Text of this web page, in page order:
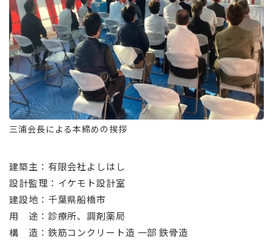
三浦会長による本締めの挨拶
建築主：有限会社よしはし
設計監理：イケモト設計室
建設地：千葉県船橋市
用 途：診療所、調剤薬局
構 造：鉄筋コンクリート造 一部 鉄骨造